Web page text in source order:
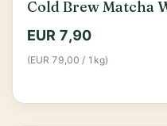
Cold Brew Matcha
EUR 7,90
(EUR 79,00 / 1kg)